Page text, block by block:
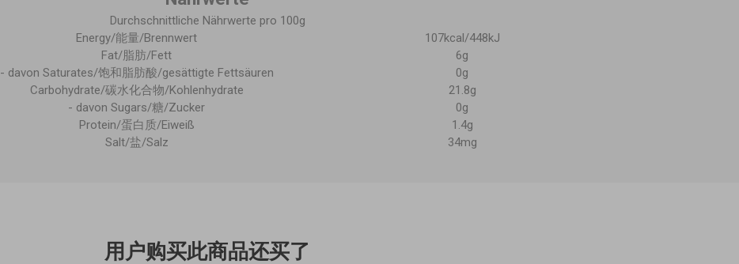
Durchschnittliche Nährwerte pro 100g
Energy/能量/Brennwert
107kcal/448kJ
Fat/脂肪/Fett
6g
- davon Saturates/饱和脂肪酸/gesättigte Fettsäuren
0g
Carbohydrate/碳水化合物/Kohlenhydrate
21.8g
- davon Sugars/糖/Zucker
0g
Protein/蛋白质/Eiweiß
1.4g
Salt/盐/Salz
34mg
用户购买此商品还买了